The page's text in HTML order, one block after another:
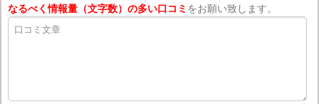
なるべく情報量（文字数）の多い口コミ をお願い致します。